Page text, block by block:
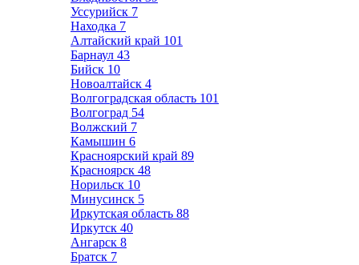
Уссурийск 7
Находка 7
Алтайский край 101
Барнаул 43
Бийск 10
Новоалтайск 4
Волгоградская область 101
Волгоград 54
Волжский 7
Камышин 6
Красноярский край 89
Красноярск 48
Норильск 10
Минусинск 5
Иркутская область 88
Иркутск 40
Ангарск 8
Братск 7